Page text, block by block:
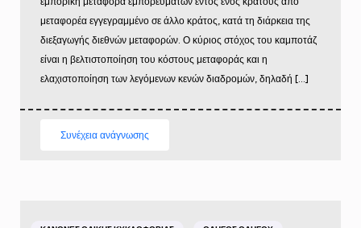
μεταφορέα εγγεγραμμένο σε άλλο κράτος, κατά τη διάρκεια της
διεξαγωγής διεθνών μεταφορών. Ο κύριος στόχος του καμποτάζ
είναι η βελτιστοποίηση του κόστους μεταφοράς και η
ελαχιστοποίηση των λεγόμενων κενών διαδρομών, δηλαδή […]
Συνέχεια ανάγνωσης